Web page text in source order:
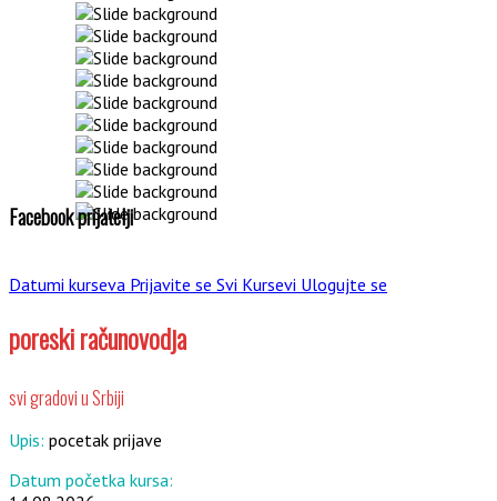
Facebook prijatelji
Datumi kurseva Prijavite se Svi Kursevi Ulogujte se
poreski računovodja
svi gradovi u Srbiji
Upis: pocetak prijave
Datum početka kursa: